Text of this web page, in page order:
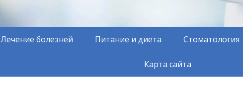
Лечение болезней Питание и диета Стоматология
Карта сайта